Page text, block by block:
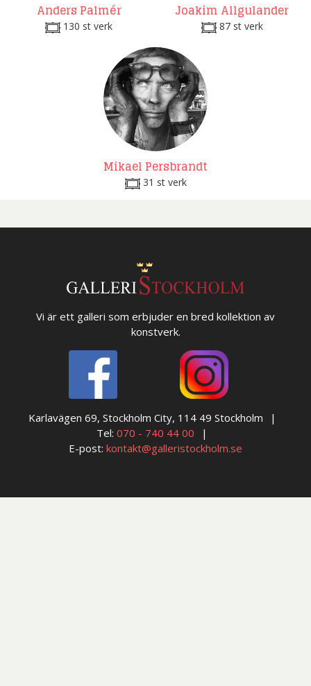
Anders Palmér
130 st verk
Joakim Allgulander
87 st verk
Mikael Persbrandt
31 st verk
Vi är ett galleri som erbjuder en bred kollektion av
konstverk.
Karlavägen 69, Stockholm City, 114 49 Stockholm
Tel: 070 - 740 44 00
E-post: kontakt@galleristockholm.se